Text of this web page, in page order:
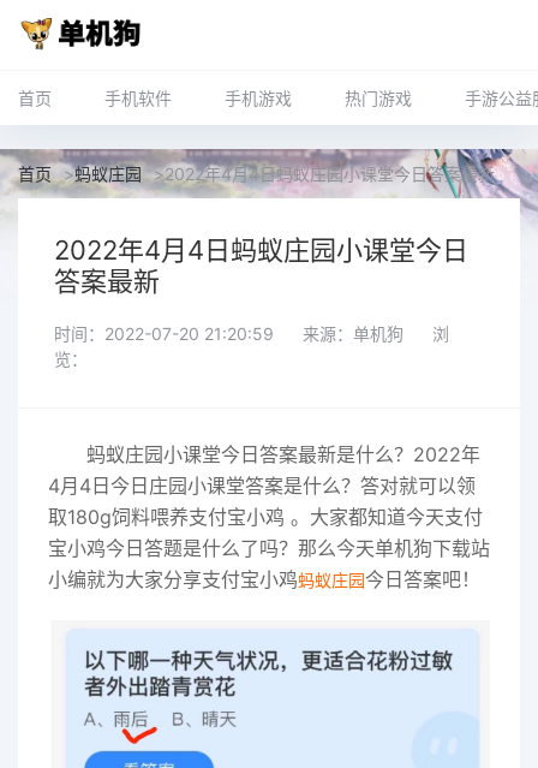
首页 手机软件 手机游戏 热门游戏 手游公益
首页 >蚂蚁庄园 >2022年4月4日蚂蚁庄园小课堂今日答案最新
2022年4月4日蚂蚁庄园小课堂今日
答案最新
时间：2022-07-20 21:20:59 来源：单机狗
浏
览：
蚂蚁庄园小课堂今日答案最新是什么？2022年
4月4日今日庄园小课堂答案是什么？答对就可以领
取180g饲料喂养支付宝小鸡 。大家都知道今天支付
宝小鸡今日答题是什么了吗？那么今天单机狗下载站
小编就为大家分享支付宝小鸡蚂蚁庄园今日答案吧！